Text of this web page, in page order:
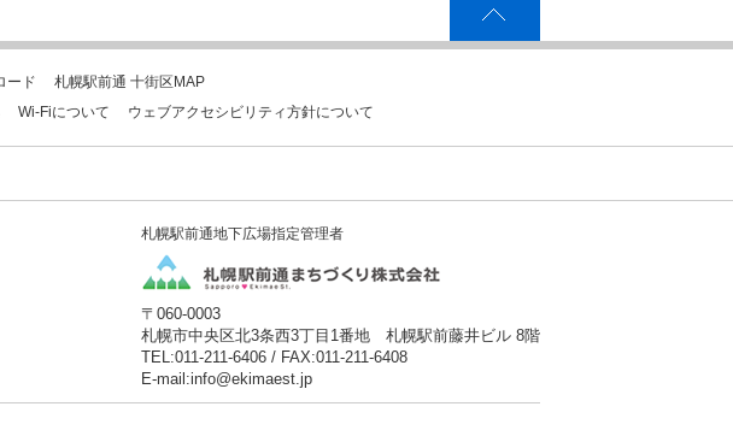
ード
札幌駅前通 十街区MAP
Wi-Fiについて ウェブアクセシビリティ方針について
札幌駅前通地下広場指定管理者
〒060-0003
札幌市中央区北3条西3丁目1番地 札幌駅前藤井ビル 8階
TEL:011-211-6406 / FAX:011-211-6408
E-mail:info@ekimaest.jp